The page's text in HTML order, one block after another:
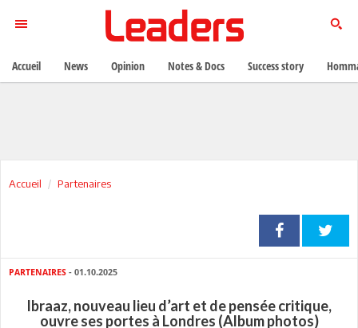
Accueil Partenaires
PARTENAIRES - 01.10.2025
Ibraaz, nouveau lieu d’art et de pensée critique,
ouvre ses portes à Londres (Album photos)
Accueil News Opinion Notes & Docs Success story